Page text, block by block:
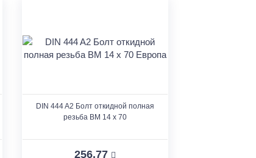
DIN 444 A2 Болт откидной полная
резьба BM 14 x 70
256.77